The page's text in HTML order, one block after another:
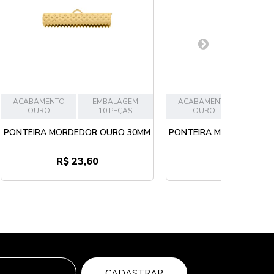
ACABAMENTO
OURO
EMBALAGEM
10 PEÇAS
PONTEIRA MORDEDOR OURO 30MM
R$ 23,60
ACABAMENTO
OURO
PONTEIRA MORDEDOR